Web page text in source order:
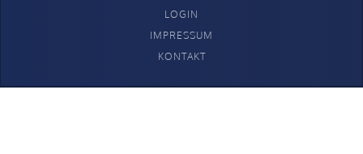
LOGIN
IMPRESSUM
KONTAKT